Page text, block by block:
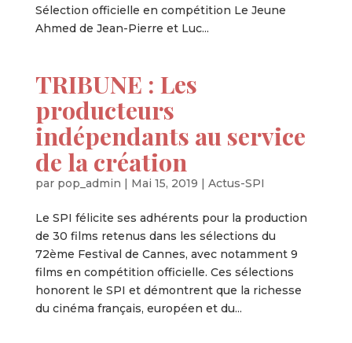
Sélection officielle en compétition Le Jeune
Ahmed de Jean-Pierre et Luc...
TRIBUNE : Les
producteurs
indépendants au service
de la création
par pop_admin | Mai 15, 2019 | Actus-SPI
Le SPI félicite ses adhérents pour la production
de 30 films retenus dans les sélections du
72ème Festival de Cannes, avec notamment 9
films en compétition officielle. Ces sélections
honorent le SPI et démontrent que la richesse
du cinéma français, européen et du...